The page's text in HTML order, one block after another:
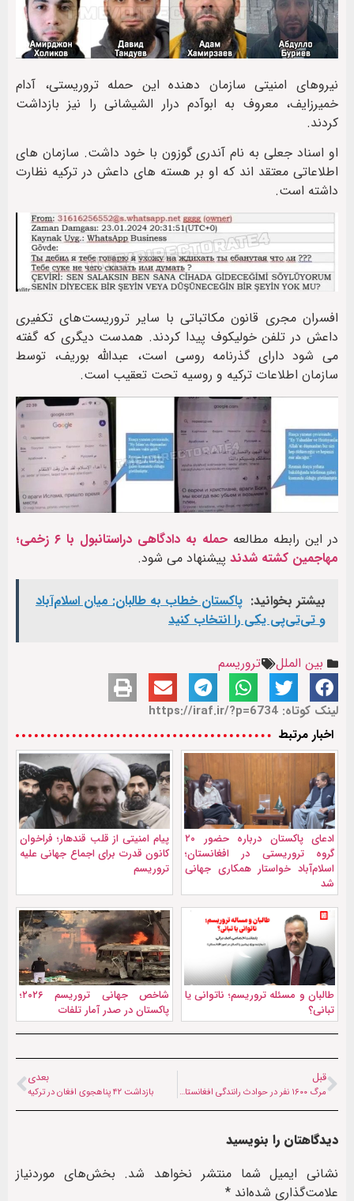
نیروهای امنیتی سازمان دهنده این حمله تروریستی، آدام
خمیرزایف، معروف به ابوآدم درار الشیشانی را نیز بازداشت
کردند.
او اسناد جعلی به نام آندری گوزون با خود داشت. سازمان های
اطلاعاتی معتقد اند که او بر هسته های داعش در ترکیه نظارت
داشته است.
افسران مجری قانون مکاتباتی با سایر تروریست‌های تکفیری
داعش در تلفن خولیکوف پیدا کردند. همدست دیگری که گفته
می شود دارای گذرنامه روسی است، عبدالله بوریف، توسط
سازمان اطلاعات ترکیه و روسیه تحت تعقیب است.
در این رابطه مطالعه
حمله به دادگاهی دراستانبول با ۶ زخمی؛
مهاجمین کشته شدند پیشنهاد می شود.
بیشتر بخوانید: پاکستان خطاب به طالبان: میان اسلام‌آباد
و تی‌تی‌پی یکی را انتخاب کنید
بین الملل تروریسم
لینک کوتاه: https://iraf.ir/?p=6734
اخبار مرتبط
ادعای پاکستان درباره حضور ۲۰
گروه تروریستی در افغانستان؛
اسلام‌آباد خواستار همکاری جهانی
شد
پیام امنیتی از قلب قندهار؛ فراخوان
کانون قدرت برای اجماع جهانی علیه
تروریسم
طالبان و مسئله تروریسم؛ ناتوانی یا
تبانی؟
شاخص جهانی تروریسم ۲۰۲۶؛
پاکستان در صدر آمار تلفات
قبل
مرگ ۱۶۰۰ نفر در حوادث رانندگی افغانستان طی ۱۰ ماه
بعدی
بازداشت ۴۲ پناهجوی افغان در ترکیه
دیدگاهتان را بنویسید
نشانی ایمیل شما منتشر نخواهد شد. بخش‌های موردنیاز
علامت‌گذاری شده‌اند *